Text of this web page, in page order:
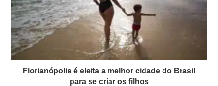
Florianópolis é eleita a melhor cidade do Brasil
para se criar os filhos